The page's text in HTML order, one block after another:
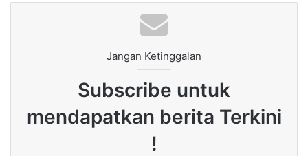
Jangan Ketinggalan
Subscribe untuk
mendapatkan berita Terkini
!